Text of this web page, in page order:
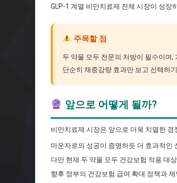
GLP-1 계열 비만치료제 전체 시장이 성장
주목할 점
두 약물 모두 전문의 처방이 필수이며
단순히 체중감량 효과만 보고 선택하
앞으로 어떻게 될까?
비만치료제 시장은 앞으로 더욱 치열한
마운자로의 성공이 증명하듯 더 효과적인
다만 현재 두 약물 모두 건강보험 적용 대
향후 정부의 건강보험 급여 확대 정책과